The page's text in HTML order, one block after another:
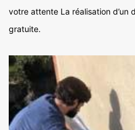
votre attente La réalisation d’un
gratuite.